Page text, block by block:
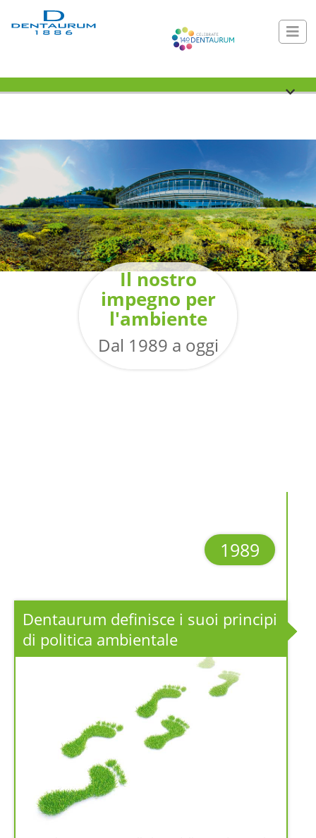
Il nostro
impegno per
l'ambiente
Dal 1989 a oggi
1989
Dentaurum definisce i suoi principi
di politica ambientale